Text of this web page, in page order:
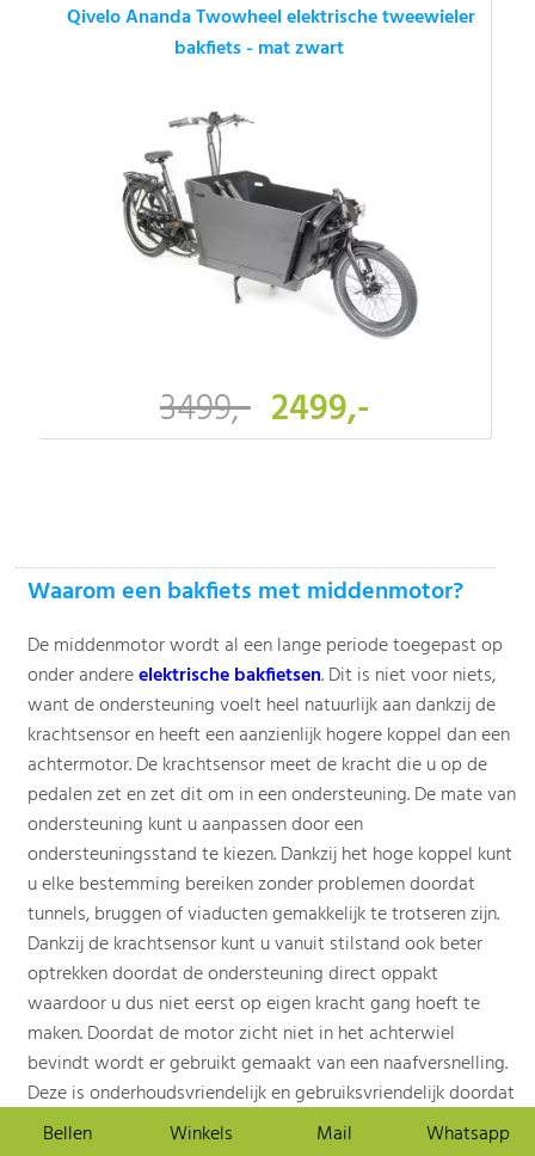
Qivelo Ananda Twowheel elektrische tweewieler
bakfiets - mat zwart
3499,- 2499,-
Waarom een bakfiets met middenmotor?
De middenmotor wordt al een lange periode toegepast op
onder andereelektrische bakfietsen. Dit is niet voor niets,
want de ondersteuning voelt heel natuurlijk aan dankzij de
krachtsensor en heeft een aanzienlijk hogere koppel dan een
achtermotor. De krachtsensor meet de kracht die u op de
pedalen zet en zet dit om in een ondersteuning. De mate van
ondersteuning kunt u aanpassen door een
ondersteuningsstand te kiezen. Dankzij het hoge koppel kunt
u elke bestemming bereiken zonder problemen doordat
tunnels, bruggen of viaducten gemakkelijk te trotseren zijn.
Dankzij de krachtsensor kunt u vanuit stilstand ook beter
optrekken doordat de ondersteuning direct oppakt
waardoor u dus niet eerst op eigen kracht gang hoeft te
maken. Doordat de motor zicht niet in het achterwiel
bevindt wordt er gebruikt gemaakt van een naafversnelling.
Deze is onderhoudsvriendelijk en gebruiksvriendelijk doordat
u ook kunt schakelen terwijl u stilstaat om gemakkelijker te
Bellen Winkels Mail Whatsapp